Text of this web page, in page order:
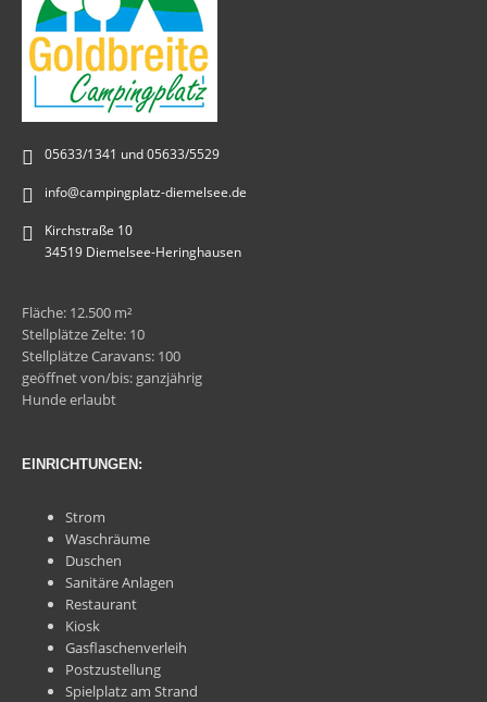
05633/1341 und 05633/5529
info@campingplatz-diemelsee.de
Kirchstraße 10
34519 Diemelsee-Heringhausen
Fläche: 12.500 m²
Stellplätze Zelte: 10
Stellplätze Caravans: 100
geöffnet von/bis: ganzjährig
Hunde erlaubt
EINRICHTUNGEN:
Strom
Waschräume
Duschen
Sanitäre Anlagen
Restaurant
Kiosk
Gasflaschenverleih
Postzustellung
Spielplatz am Strand